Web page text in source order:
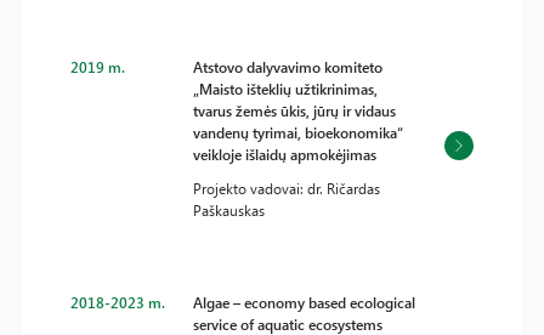
2019 m.
Atstovo dalyvavimo komiteto
„Maisto išteklių užtikrinimas,
tvarus žemės ūkis, jūrų ir vidaus
vandenų tyrimai, bioekonomika“
veikloje išlaidų apmokėjimas
Projekto vadovai: dr. Ričardas
Paškauskas
2018-2023 m.
Algae – economy based ecological
service of aquatic ecosystems